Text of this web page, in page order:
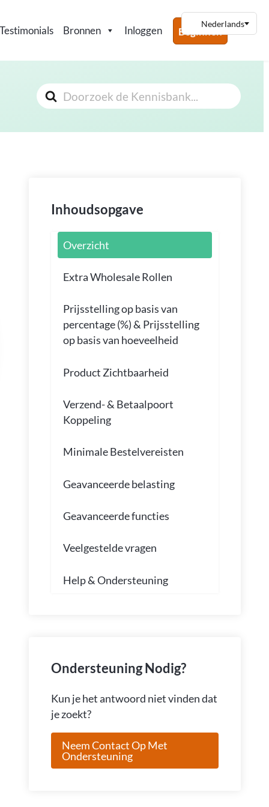
Testimonials Bronnen Inloggen Beginnen
Zoeken
Naar
Inhoudsopgave
Overzicht
Extra Wholesale Rollen
Prijsstelling op basis van
percentage (%) & Prijsstelling
op basis van hoeveelheid
Product Zichtbaarheid
Verzend- & Betaalpoort
Koppeling
Minimale Bestelvereisten
Geavanceerde belasting
Geavanceerde functies
Veelgestelde vragen
Help & Ondersteuning
Ondersteuning Nodig?
Kun je het antwoord niet vinden dat
je zoekt?
Neem Contact Op Met
Ondersteuning